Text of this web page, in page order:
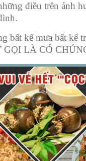
điều trên ảnh
bất kể mưa bất kể
GỌI LÀ CÓ